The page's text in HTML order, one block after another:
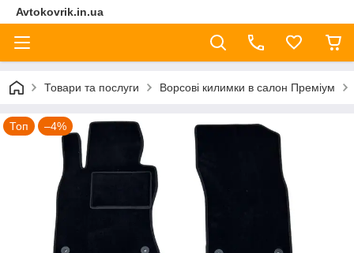
Avtokovrik.in.ua
Товари та послуги Ворсові килимки в салон Преміум
Топ –4%